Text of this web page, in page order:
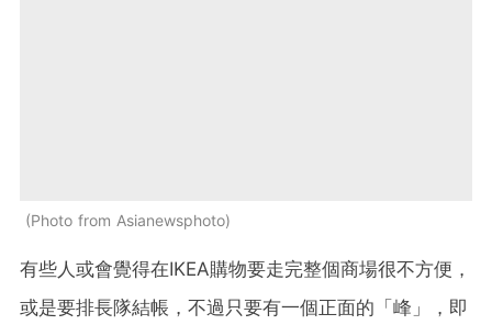
Photo from Asianewsphoto
有些人或會覺得在IKEA購物要走完整個商場很不方便，
或是要排長隊結帳，不過只要有一個正面的「峰」，即